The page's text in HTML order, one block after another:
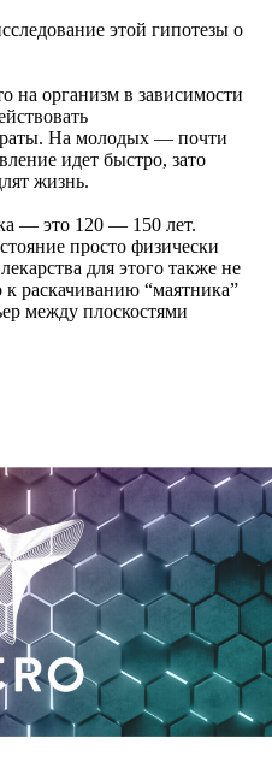
этой гипотезы о
на организм в зависимости
На молодых — почти
идет быстро, зато
жизнь.
— это 120 — 150 лет.
просто физически
для этого также не
раскачиванию “маятника”
между плоскостями